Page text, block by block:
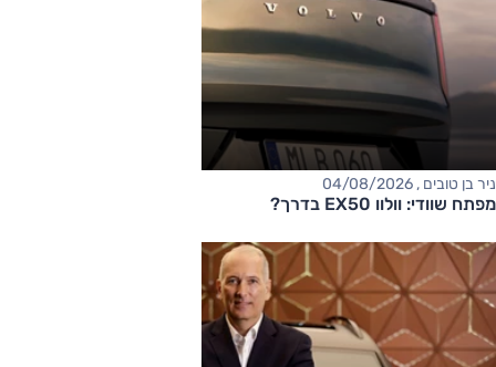
ניר בן טובים , 04/08/2026
מפתח שוודי: וולוו EX50 בדרך?